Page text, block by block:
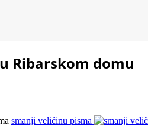
Ribarskom domu
smanji veličinu pisma